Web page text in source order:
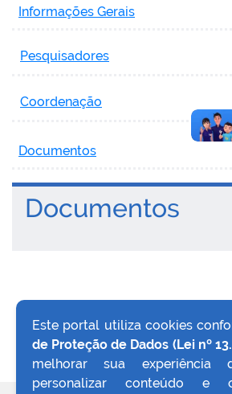
Informações Gerais
Pesquisadores
Coordenação
Documentos
Documentos
VOLTAR AO TOPO
Este portal utiliza cookies
de Proteção de Dados (Lei nº
melhorar sua experiência
personalizar conteúdo e